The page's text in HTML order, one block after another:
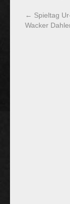
← Spieltag
Wacker